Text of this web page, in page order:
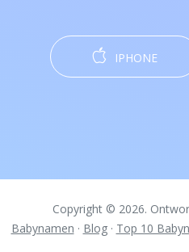
IPHONE
Copyright © 2026.
Babynamen · Blog· Top 10